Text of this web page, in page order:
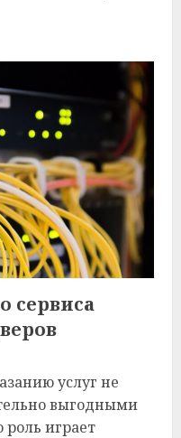
сервиса
услуг не
выгодными
играет